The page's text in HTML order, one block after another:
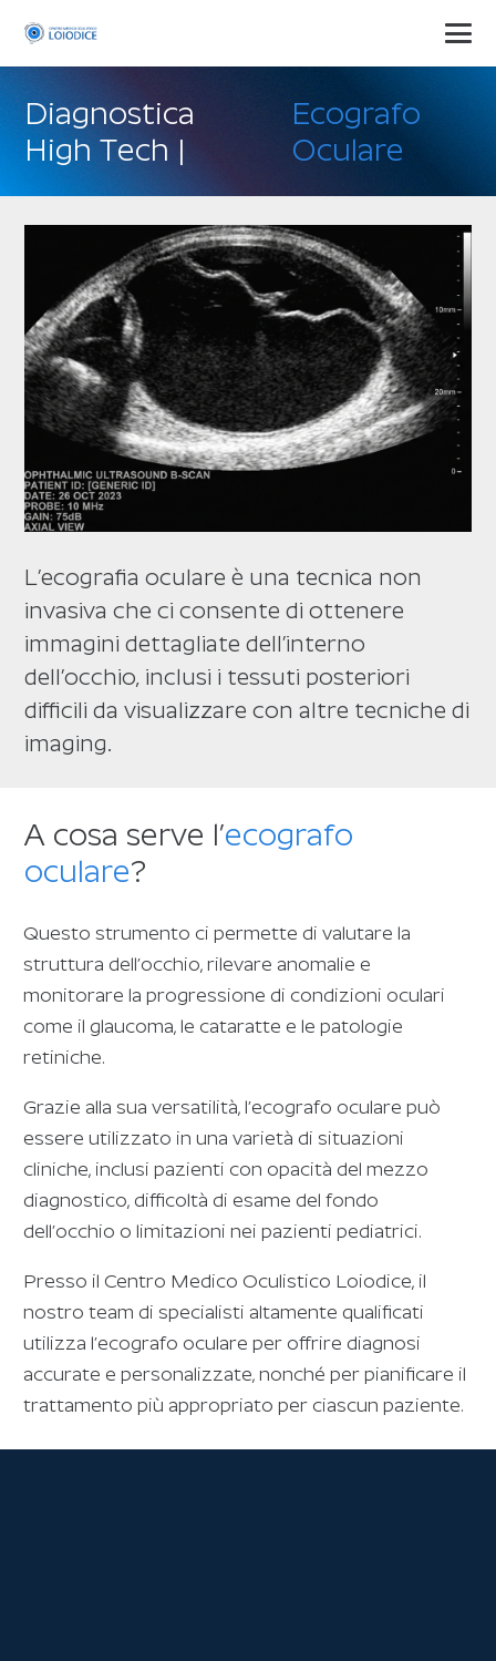
Diagnostica
High Tech |
Ecografo
Oculare
L’ecografia oculare è una tecnica non
invasiva che ci consente di ottenere
immagini dettagliate dell’interno
dell’occhio, inclusi i tessuti posteriori
difficili da visualizzare con altre tecniche di
imaging.
A cosa serve l’ecografo
oculare?
Questo strumento ci permette di valutare la
struttura dell’occhio, rilevare anomalie e
monitorare la progressione di condizioni oculari
come il glaucoma, le cataratte e le patologie
retiniche.
Grazie alla sua versatilità, l’ecografo oculare può
essere utilizzato in una varietà di situazioni
cliniche, inclusi pazienti con opacità del mezzo
diagnostico, difficoltà di esame del fondo
dell’occhio o limitazioni nei pazienti pediatrici.
Presso il Centro Medico Oculistico Loiodice, il
nostro team di specialisti altamente qualificati
utilizza l’ecografo oculare per offrire diagnosi
accurate e personalizzate, nonché per pianificare il
trattamento più appropriato per ciascun paziente.